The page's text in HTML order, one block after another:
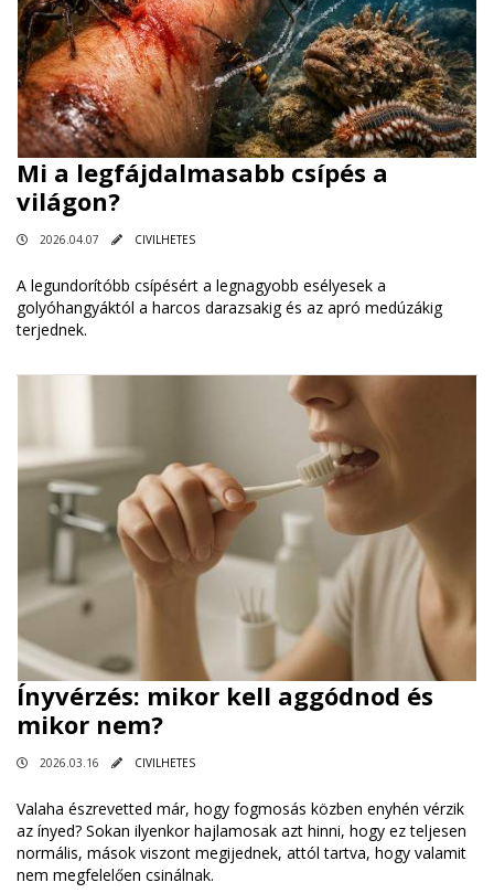
Mi a legfájdalmasabb csípés a
világon?
2026.04.07 CIVILHETES
A legundorítóbb csípésért a legnagyobb esélyesek a
golyóhangyáktól a harcos darazsakig és az apró medúzákig
terjednek.
Ínyvérzés: mikor kell aggódnod és
mikor nem?
2026.03.16 CIVILHETES
Valaha észrevetted már, hogy fogmosás közben enyhén vérzik
az ínyed? Sokan ilyenkor hajlamosak azt hinni, hogy ez teljesen
normális, mások viszont megijednek, attól tartva, hogy valamit
nem megfelelően csinálnak.